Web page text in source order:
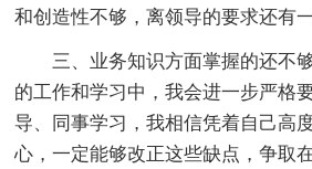
和创造性不够，离领导的要求还有
三、业务知识方面掌握的还不
的工作和学习中，我会进一步严格
导、同事学习，我相信凭着自己高
心，一定能够改正这些缺点，争取